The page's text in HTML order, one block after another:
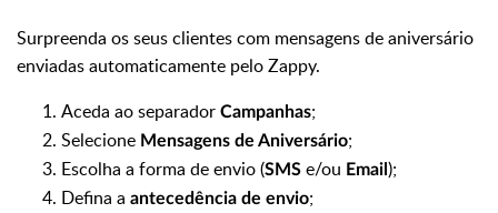
Surpreenda os seus clientes com mensagens de aniversário
enviadas automaticamente pelo Zappy.
Aceda ao separador Campanhas;
Selecione Mensagens de Aniversário;
Escolha a forma de envio (SMS e/ou Email );
Defina a antecedência de envio;